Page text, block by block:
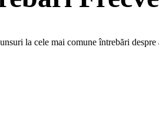
la cele mai comune întrebări despre